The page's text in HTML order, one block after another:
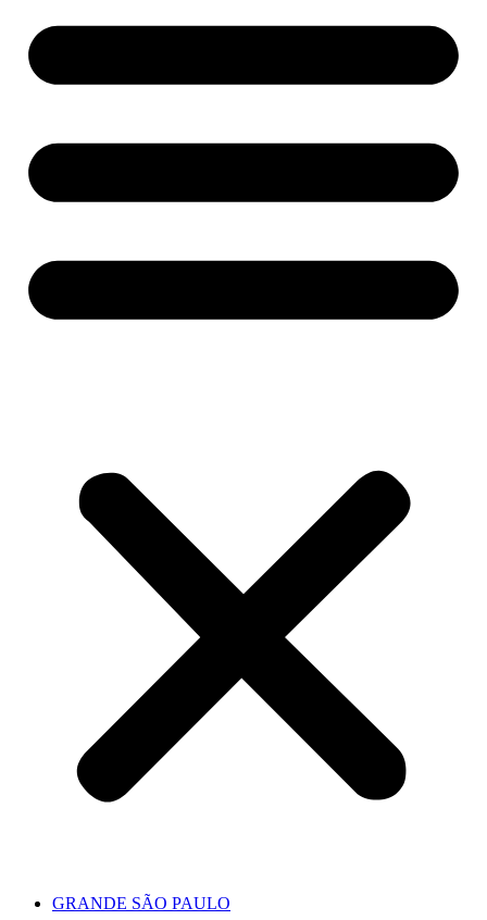
GRANDE SÃO PAULO